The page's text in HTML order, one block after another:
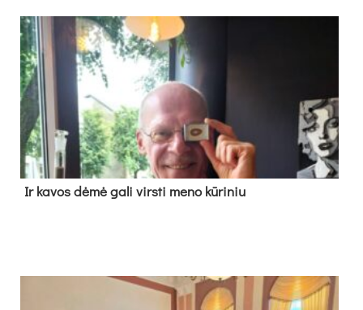
Ir ka­vos dė­mė ga­li virs­ti me­no kū­ri­niu